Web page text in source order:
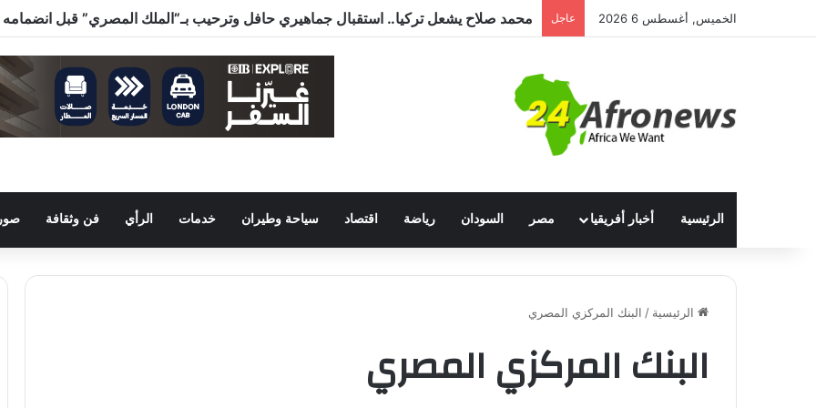
الخميس, أغسطس 6 2026 عاجل
الرئيسية أخبار أفريقيا مصر السودان رياضة اقتصاد سياحة وطيران خدمات الرأي فن وثقافة
الرئيسية / البنك المركزي المصري
البنك المركزي المصري